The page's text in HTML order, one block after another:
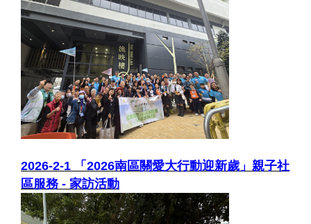
2026-2-1 「2026南區關愛大行動迎新歲」親子社
區服務 - 家訪活動